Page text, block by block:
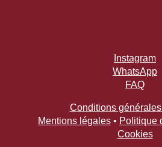
Instagram
WhatsApp
FAQ
Conditions
Mentions légales• Politique
Cookies